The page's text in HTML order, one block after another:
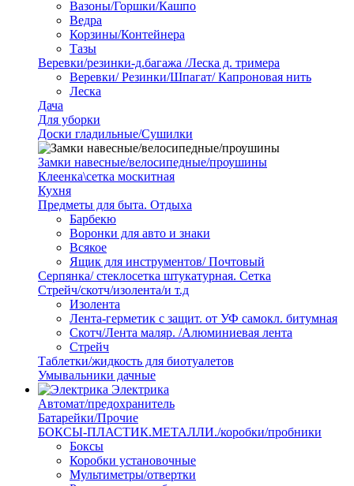
Вазоны/Горшки/Кашпо
Ведра
Корзины/Контейнера
Тазы
Веревки/резинки-д.багажа /Леска д. тримера
Веревки/ Резинки/Шпагат/ Капроновая нить
Леска
Дача
Для уборки
Доски гладильные/Сушилки
Замки навесные/велосипедные/проушины
Клеенка\сетка москитная
Кухня
Предметы для быта. Отдыха
Барбекю
Воронки для авто и знаки
Всякое
Ящик для инструментов/ Почтовый
Серпянка/ стеклосетка штукатурная. Сетка
Стрейч/скотч/изолента/и т.д
Изолента
Лента-герметик с защит. от УФ самокл. битумная
Скотч/Лента маляр. /Алюминиевая лента
Стрейч
Таблетки/жидкость для биотуалетов
Умывальники дачные
Электрика
Автомат/предохранитель
Батарейки/Прочие
БОКСЫ-ПЛАСТИК.МЕТАЛЛИ./коробки/пробники
Боксы
Коробки установочные
Мультиметры/отвертки